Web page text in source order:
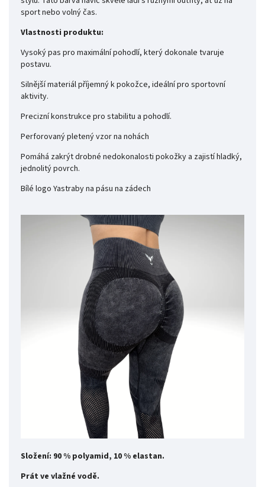
sport nebo volný čas.
Vlastnosti produktu:
Vysoký pas pro maximální pohodlí, který dokonale tvaruje
postavu.
Silnější materiál příjemný k pokožce, ideální pro sportovní
aktivity.
Precizní konstrukce pro stabilitu a pohodlí.
Perforovaný pletený vzor na nohách
Pomáhá zakrýt drobné nedokonalosti pokožky a zajistí hladký,
jednolitý povrch.
Bílé logo Yastraby na pásu na zádech
Složení: 90 % polyamid, 10 % elastan.
Prát ve vlažné vodě.